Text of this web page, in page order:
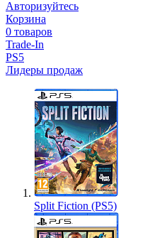
Авторизуйтесь
Корзина
0 товаров
Trade-In
PS5
Лидеры продаж
Split Fiction (PS5)